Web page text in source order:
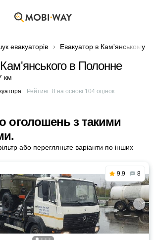
евакуаторів Евакуатор в Кам'янському
в Полонне
км
Рейтинг: 8 на основі 104оцінок
оголошень з такими
або перегляньте варіанти по інших
9.9 8